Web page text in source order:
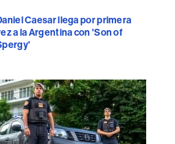
Caesar llega por primera
a la Argentina con 'Son of